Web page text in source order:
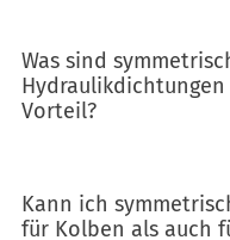
Was sind
Vorteil?
Kann ich
für Kolben als auch